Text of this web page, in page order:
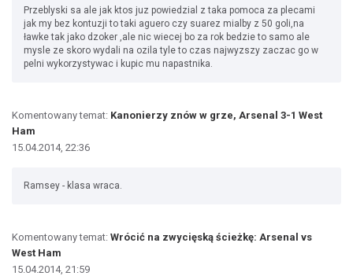
Przeblyski sa ale jak ktos juz powiedzial z taka pomoca za plecami
jak my bez kontuzji to taki aguero czy suarez mialby z 50 goli,na
ławke tak jako dzoker ,ale nic wiecej bo za rok bedzie to samo ale
mysle ze skoro wydali na ozila tyle to czas najwyzszy zaczac go w
pelni wykorzystywac i kupic mu napastnika.
Komentowany temat: Kanonierzy znów w grze, Arsenal 3-1 West
Ham
15.04.2014, 22:36
Ramsey - klasa wraca.
Komentowany temat: Wrócić na zwycięską ścieżkę: Arsenal vs
West Ham
15.04.2014, 21:59